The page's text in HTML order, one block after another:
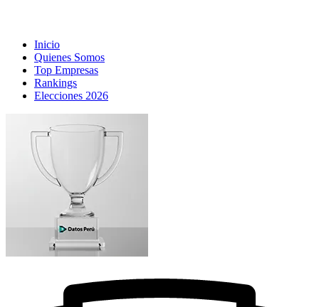
Inicio
Quienes Somos
Top Empresas
Rankings
Elecciones 2026